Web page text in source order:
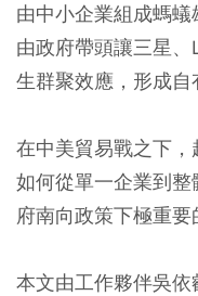
由中小企業組成螞
由政府帶頭讓三星
生群聚效應，形成自
在中美貿易戰之下，
如何從單一企業到
府南向政策下極重要
本文由工作夥伴吳